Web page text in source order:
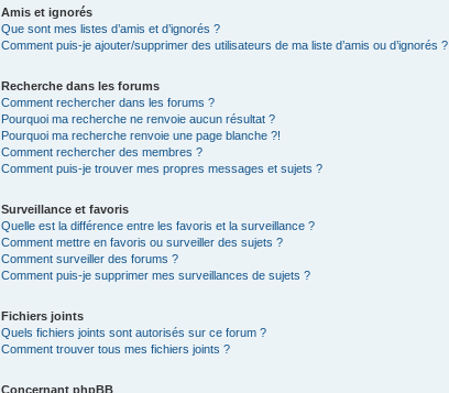
Amis et ignorés
Que sont mes listes d’amis et d’ignorés ?
Comment puis-je ajouter/supprimer des utilisateurs de ma liste d’amis ou d’ignorés ?
Recherche dans les forums
Comment rechercher dans les forums ?
Pourquoi ma recherche ne renvoie aucun résultat ?
Pourquoi ma recherche renvoie une page blanche ?!
Comment rechercher des membres ?
Comment puis-je trouver mes propres messages et sujets ?
Surveillance et favoris
Quelle est la différence entre les favoris et la surveillance ?
Comment mettre en favoris ou surveiller des sujets ?
Comment surveiller des forums ?
Comment puis-je supprimer mes surveillances de sujets ?
Fichiers joints
Quels fichiers joints sont autorisés sur ce forum ?
Comment trouver tous mes fichiers joints ?
Concernant phpBB